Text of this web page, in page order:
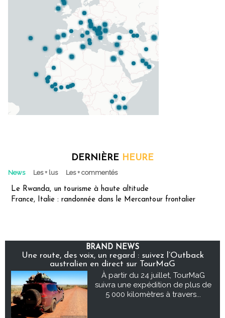
DERNIÈRE HEURE
News Les + lus Les + commentés
Le Rwanda, un tourisme à haute altitude
France, Italie : randonnée dans le Mercantour frontalier
BRAND NEWS
Une route, des voix, un regard : suivez l’Outback
australien en direct sur TourMaG
À partir du 24 juillet, TourMaG
suivra une expédition de plus de
5 000 kilomètres à travers...